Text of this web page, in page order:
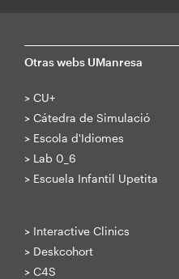
Otras webs UManresa
> CU+
> Cátedra de Simulació
> Escola d'Idiomes
> Lab 0_6
> Escuela Infantil Upetita
> Interactive Clinics
> Deskcohort
> C4S